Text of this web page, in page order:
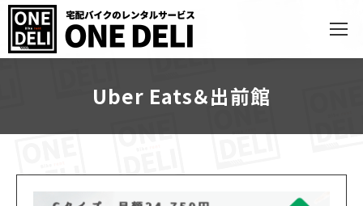
Uber Eats＆出前館